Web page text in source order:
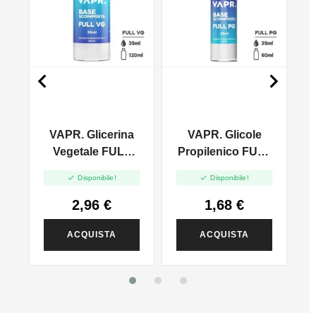
VAPR. Glicerina
Vegetale FULL
120ml
 Disponibile!
2,96 €
ACQUISTA
VAPR. Glicole
Propilenico FULL
 Disponibile!
1,68 €
ACQUISTA
 